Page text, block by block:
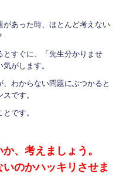
あった時、ほとんど考えない
すぐに、「先生分かりませ
がします。
わからない問題にぶつかると
です。
です。
、考えましょう。
のかハッキリさせま